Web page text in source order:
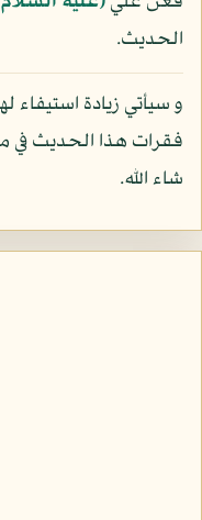
الحديث.
و سيأتي زيادة استيفاء
فقرات هذا الحديث في
شاء الله.